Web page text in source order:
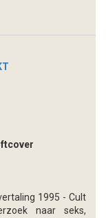
1995 - Cult
naar seks,